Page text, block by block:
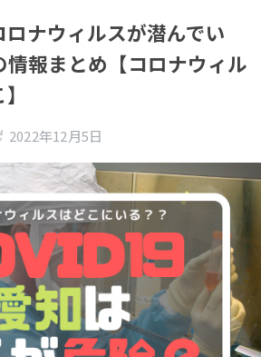
ナウィルスが潜んでい
情報まとめ【コロナウィル
2022年12月5日